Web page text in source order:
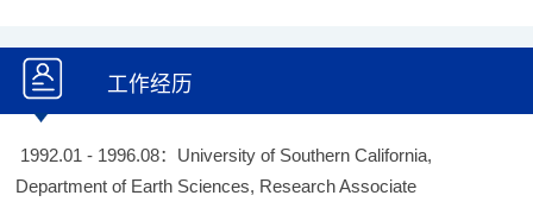
工作经历
1992.01 - 1996.08：University of Southern California,
Department of Earth Sciences, Research Associate